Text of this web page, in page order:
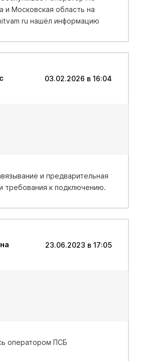
Московская область на
ru нашёл информацию
03.02.2026 в 16:04
и предварительная
требования к подключению.
23.06.2023 в 17:05
оператором ПСБ